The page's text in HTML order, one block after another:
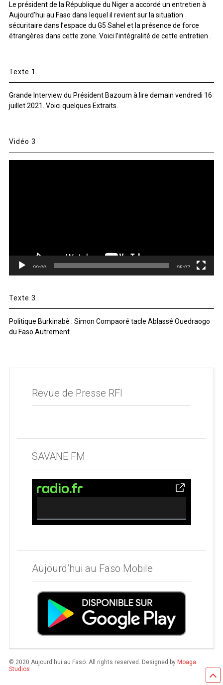
Le président de la République du Niger a accordé un entretien à
Aujourd’hui au Faso dans lequel il revient sur la situation
sécuritaire dans l’espace du G5 Sahel et la présence de force
étrangères dans cette zone. Voici l’intégralité de cette entretien .
Texte 1
Grande Interview du Président Bazoum à lire demain vendredi 16
juillet 2021. Voici quelques Extraits.
Vidéo 3
00:00 05:07
Texte 3
Politique Burkinabè : Simon Compaoré tacle Ablassé Ouedraogo
du Faso Autrement.
Revue de Presse RFI
SAVANE FM
0% Complete
Aujourd’hui au Faso Mobile
© 2020 Aujourd'hui au Faso. All rights reserved. Designed by Moaga
Studios